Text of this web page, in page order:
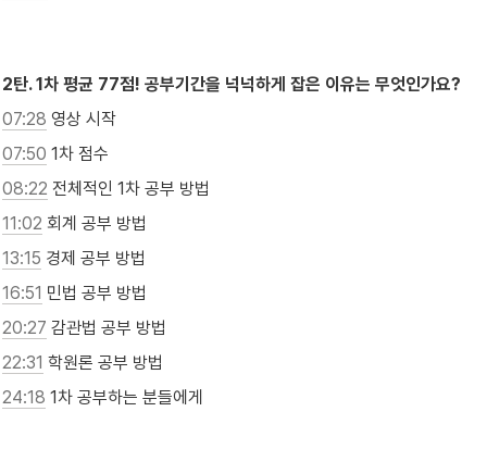
2탄. 1차 평균 77점! 공부기간을 넉넉하게 잡은 이유는 무엇인가요?
07:28 영상 시작
07:50 1차 점수
08:22 전체적인 1차 공부 방법
11:02 회계 공부 방법
13:15 경제 공부 방법
16:51 민법 공부 방법
20:27 감관법 공부 방법
22:31 학원론 공부 방법
24:18 1차 공부하는 분들에게